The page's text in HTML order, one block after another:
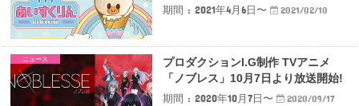
期間 : 2021年4月6日〜
2021/02/10
ニュース
プロダクションI.G制作 TVアニメ
「ノブレス」10月7日より放送開始!
期間 : 2020年10月7日〜
2020/09/17